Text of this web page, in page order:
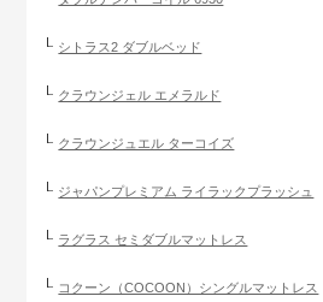
シトラス2 ダブルベッド
クラウンジェル エメラルド
クラウンジュエル ターコイズ
ジャパンプレミアム ライラックプラッシュ
ラグラス セミダブルマットレス
コクーン（COCOON）シングルマットレス